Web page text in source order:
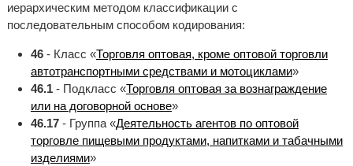
иерархическим методом классификации с
последовательным способом кодирования:
46- Класс «Торговля оптовая, кроме оптовой торговли
автотранспортными средствами и мотоциклами»
46.1- Подкласс «Торговля оптовая за вознаграждение
или на договорной основе»
46.17- Группа «Деятельность агентов по оптовой
торговле пищевыми продуктами, напитками и табачными
изделиями»